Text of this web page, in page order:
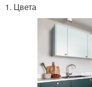
1. Цвета